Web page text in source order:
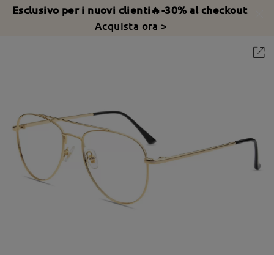
Esclusivo per i nuovi clienti🔥-30% al checkout
Acquista ora >